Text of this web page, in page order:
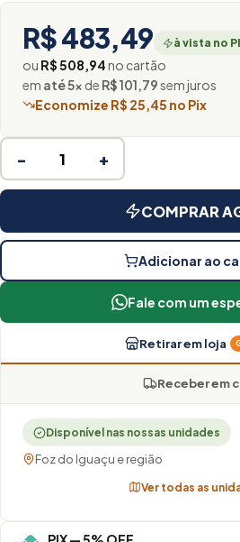
R$ 483,49 à vista no
ou R$ 508,94no cartão
em até 5× de R$ 101,79sem juros
Economize R$ 25,45 no Pix
− +
COMPRAR
Adicionar ao
Fale com um
Retirar em loja
Receber em
Disponível nas nossas unidades
Foz do Iguaçu e região
Ver todas as